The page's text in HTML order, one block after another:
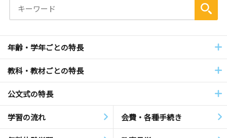
年齢・学年ごとの特長
教科・教材ごとの特長
公文式の特長
学習の流れ 会費・各種手続き